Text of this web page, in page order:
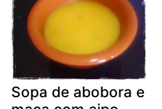
Sopa de abobora e